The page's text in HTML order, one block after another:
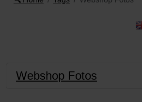
Webshop Fotos